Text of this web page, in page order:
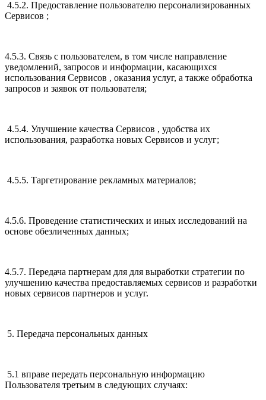
4.5.2. Предоставление пользователю персонализированных
Сервисов ;
4.5.3. Связь с пользователем, в том числе направление
уведомлений, запросов и информации, касающихся
использования Сервисов , оказания услуг, а также обработка
запросов и заявок от пользователя;
4.5.4. Улучшение качества Сервисов , удобства их
использования, разработка новых Сервисов и услуг;
4.5.5. Таргетирование рекламных материалов;
4.5.6. Проведение статистических и иных исследований на
основе обезличенных данных;
4.5.7. Передача партнерам для для выработки стратегии по
улучшению качества предоставляемых сервисов и разработки
новых сервисов партнеров и услуг.
5. Передача персональных данных
5.1 вправе передать персональную информацию
Пользователя третьим в следующих случаях: